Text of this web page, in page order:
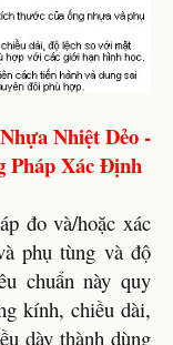
Nhiệt Dẻo -
Pháp Xác Định
đo và/hoặc xác
phụ tùng và độ
chuẩn này quy
kính, chiều dài,
dày thành dùng